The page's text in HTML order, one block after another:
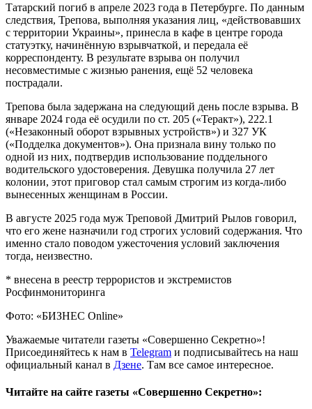
Татарский погиб в апреле 2023 года в Петербурге. По данным
следствия, Трепова, выполняя указания лиц, «действовавших
с территории Украины», принесла в кафе в центре города
статуэтку, начинённую взрывчаткой, и передала её
корреспонденту. В результате взрыва он получил
несовместимые с жизнью ранения, ещё 52 человека
пострадали.
Трепова была задержана на следующий день после взрыва. В
январе 2024 года её осудили по ст. 205 («Теракт»), 222.1
(«Незаконный оборот взрывных устройств») и 327 УК
(«Подделка документов»). Она признала вину только по
одной из них, подтвердив использование поддельного
водительского удостоверения. Девушка получила 27 лет
колонии, этот приговор стал самым строгим из когда-либо
вынесенных женщинам в России.
В августе 2025 года муж Треповой Дмитрий Рылов говорил,
что его жене назначили год строгих условий содержания. Что
именно стало поводом ужесточения условий заключения
тогда, неизвестно.
* внесена в реестр террористов и экстремистов
Росфинмониторинга
Фото: «БИЗНЕС Online»
Уважаемые читатели газеты «Совершенно Секретно»!
Присоединяйтесь к нам в Telegram и подписывайтесь на наш
официальный канал в Дзене. Там все самое интересное.
Читайте на сайте газеты «Совершенно Секретно»: